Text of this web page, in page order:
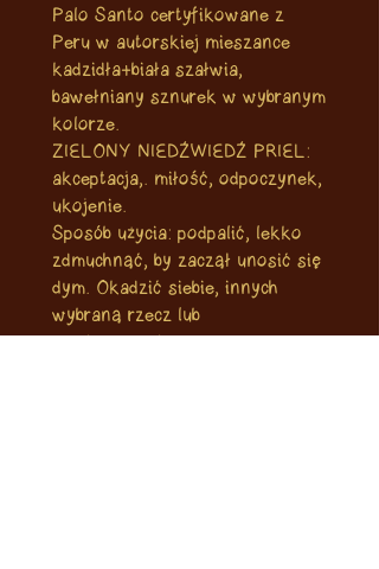
Palo Santo certyfikowane z
Peru w autorskiej mieszance
kadzidła+biała szałwia,
bawełniany sznurek w wybranym
kolorze.
ZIELONY NIEDŹWIEDŹ PRIEL:
akceptacja,. miłość, odpoczynek,
ukojenie.
Sposób użycia: podpalić, lekko
zdmuchnąć, by zaczął unosić się
dym. Okadzić siebie, innych
wybraną rzecz lub
pomieszczenie.